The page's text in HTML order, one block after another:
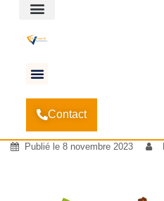
Contact
Accueil-Les avantages de
3726696
Publié le 8 novembre 2023